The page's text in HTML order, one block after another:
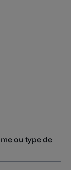
ou type de